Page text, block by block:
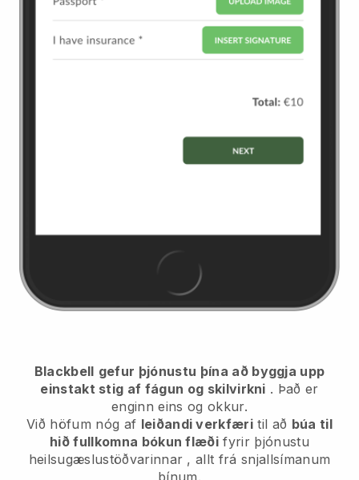
Blackbell gefur þjónustu þína að byggja upp
einstakt stig af fágun og skilvirkni . Það er
enginn eins og okkur.
Við höfum nóg af leiðandi verkfæri til að búa til
hið fullkomna bókun flæði fyrir þjónustu
heilsugæslustöðvarinnar , allt frá snjallsímanum
þínum.